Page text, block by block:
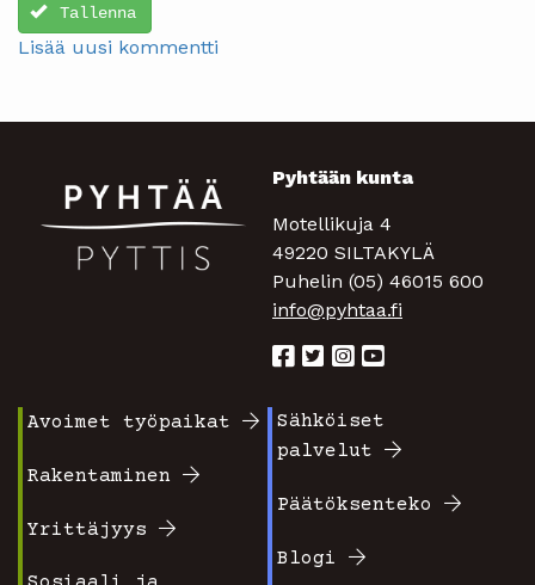
Tallenna
Lisää uusi kommentti
Pyhtään kunta
Motellikuja 4
49220 SILTAKYLÄ
Puhelin (05) 46015 600
info@pyhtaa.fi
valikko
1
Avoimet työpaikat
Rakentaminen
Yrittäjyys
Footer
2
Sähköiset
palvelut
Päätöksenteko
Blogi